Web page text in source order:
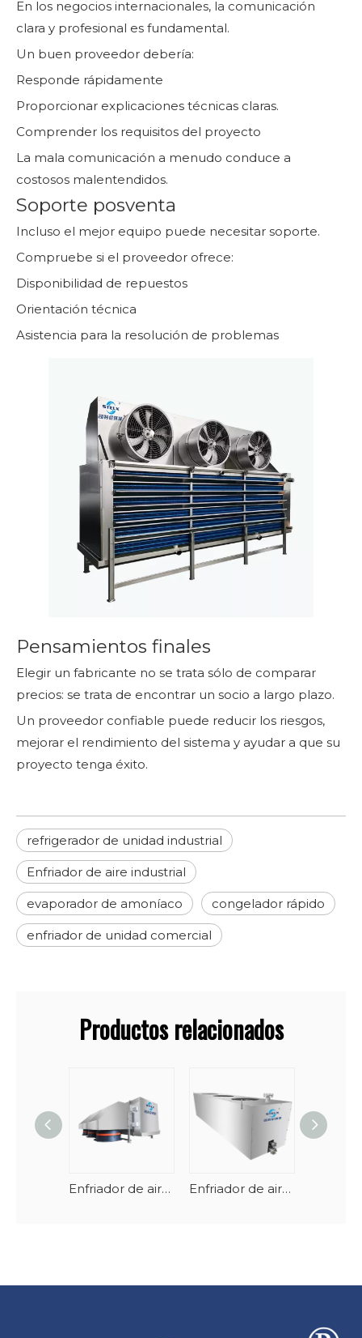
En los negocios internacionales, la comunicación
clara y profesional es fundamental.
Un buen proveedor debería:
Responde rápidamente
Proporcionar explicaciones técnicas claras.
Comprender los requisitos del proyecto
La mala comunicación a menudo conduce a
costosos malentendidos.
Soporte posventa
Incluso el mejor equipo puede necesitar soporte.
Compruebe si el proveedor ofrece:
Disponibilidad de repuestos
Orientación técnica
Asistencia para la resolución de problemas
Pensamientos finales
Elegir un fabricante no se trata sólo de comparar
precios: se trata de encontrar un socio a largo plazo.
Un proveedor confiable puede reducir los riesgos,
mejorar el rendimiento del sistema y ayudar a que su
proyecto tenga éxito.
refrigerador de unidad industrial
Enfriador de aire industrial
evaporador de amoníaco congelador rápido
enfriador de unidad comercial
Productos relacionados
Enfriador de aire de baja temperatura, alto rendimiento y largo alcance Enfriador de aire marino resistente al agua salada a prueba de explosiones